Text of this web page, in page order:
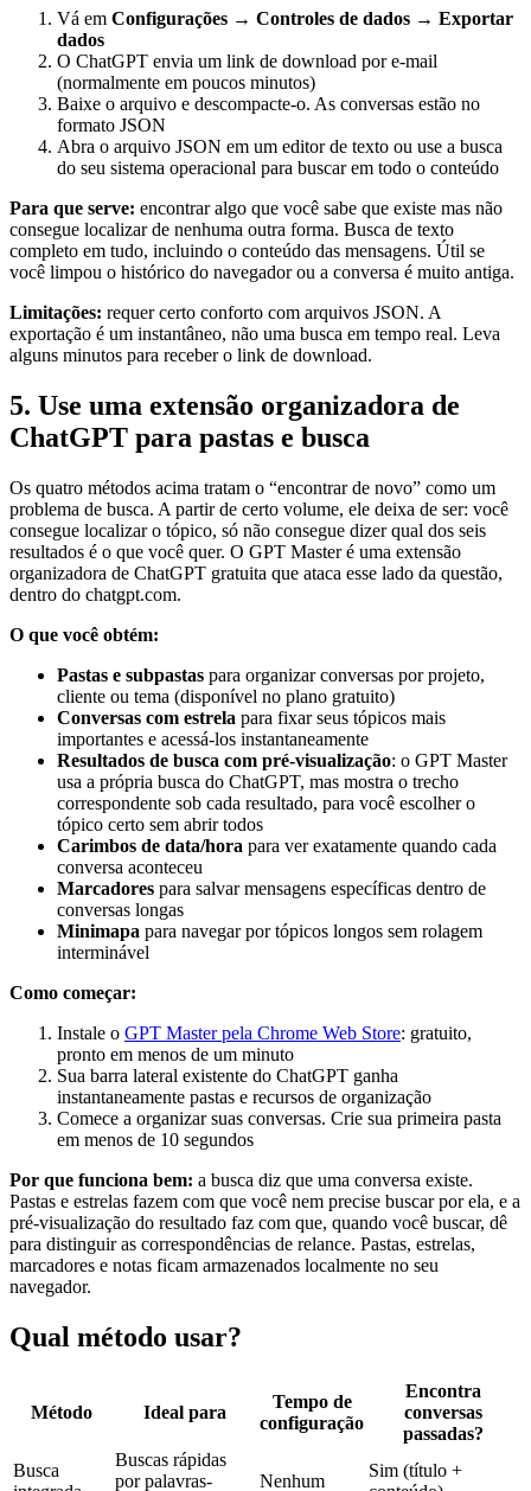
Vá em Configurações → Controles de dados → Exportar
dados
O ChatGPT envia um link de download por e-mail
(normalmente em poucos minutos)
Baixe o arquivo e descompacte-o. As conversas estão no
formato JSON
Abra o arquivo JSON em um editor de texto ou use a busca
do seu sistema operacional para buscar em todo o conteúdo
Para que serve: encontrar algo que você sabe que existe mas não
consegue localizar de nenhuma outra forma. Busca de texto
completo em tudo, incluindo o conteúdo das mensagens. Útil se
você limpou o histórico do navegador ou a conversa é muito antiga.
Limitações: requer certo conforto com arquivos JSON. A
exportação é um instantâneo, não uma busca em tempo real. Leva
alguns minutos para receber o link de download.
5. Use uma extensão organizadora de
ChatGPT para pastas e busca
Os quatro métodos acima tratam o “encontrar de novo” como um
problema de busca. A partir de certo volume, ele deixa de ser: você
consegue localizar o tópico, só não consegue dizer qual dos seis
resultados é o que você quer. O GPT Master é uma extensão
organizadora de ChatGPT gratuita que ataca esse lado da questão,
dentro do chatgpt.com.
O que você obtém:
Pastas e subpastas para organizar conversas por projeto,
cliente ou tema (disponível no plano gratuito)
Conversas com estrela para fixar seus tópicos mais
importantes e acessá-los instantaneamente
Resultados de busca com pré-visualização: o GPT Master
usa a própria busca do ChatGPT, mas mostra o trecho
correspondente sob cada resultado, para você escolher o
tópico certo sem abrir todos
Carimbos de data/hora para ver exatamente quando cada
conversa aconteceu
Marcadores para salvar mensagens específicas dentro de
conversas longas
Minimapa para navegar por tópicos longos sem rolagem
interminável
Como começar:
Instale o GPT Master pela Chrome Web Store: gratuito,
pronto em menos de um minuto
Sua barra lateral existente do ChatGPT ganha
instantaneamente pastas e recursos de organização
Comece a organizar suas conversas. Crie sua primeira pasta
em menos de 10 segundos
Por que funciona bem: a busca diz que uma conversa existe.
Pastas e estrelas fazem com que você nem precise buscar por ela, e a
pré-visualização do resultado faz com que, quando você buscar, dê
para distinguir as correspondências de relance. Pastas, estrelas,
marcadores e notas ficam armazenados localmente no seu
navegador.
Qual método usar?
Método Ideal para
Tempo de
configuração
Encontra
conversas
passadas?
Busca
Buscas rápidas
por palavras-
Nenhum
Sim (título +